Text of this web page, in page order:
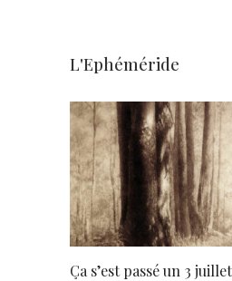
L'Ephéméride
Ça s’est passé un 3